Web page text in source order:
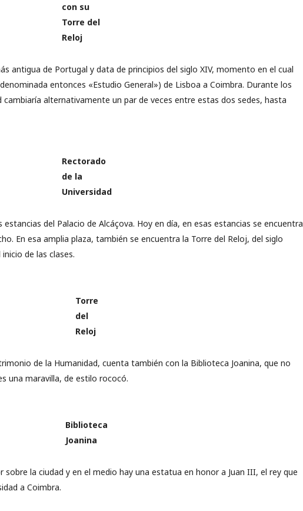
con su
Torre del
Reloj
antigua de Portugal y data de principios del siglo XIV, momento en el cual
entonces «Estudio General») de Lisboa a Coimbra. Durante los
cambiaría alternativamente un par de veces entre estas dos sedes, hasta
Rectorado
de la
Universidad
del Palacio de Alcáçova. Hoy en día, en esas estancias se encuentra
En esa amplia plaza, también se encuentra la Torre del Reloj, del siglo
de las clases.
Torre
del
Reloj
de la Humanidad, cuenta también con la Biblioteca Joanina, que no
una maravilla, de estilo rococó.
Biblioteca
Joanina
la ciudad y en el medio hay una estatua en honor a Juan III, el rey que
a Coimbra.